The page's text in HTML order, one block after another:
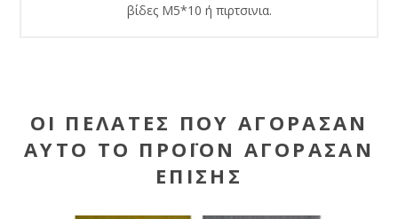
βίδες Μ5*10 ή πιρτσινια.
ΟΙ ΠΕΛΆΤΕΣ ΠΟΥ ΑΓΌΡΑΣΑΝ
ΑΥΤΌ ΤΟ ΠΡΟΪΌΝ ΑΓΌΡΑΣΑΝ
ΕΠΊΣΗΣ